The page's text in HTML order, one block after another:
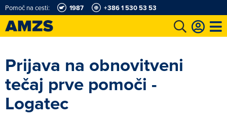
Pomoč na cesti: 1987 +386 1 530 53 53
Prijava na obnovitveni
tečaj prve pomoči -
Logatec